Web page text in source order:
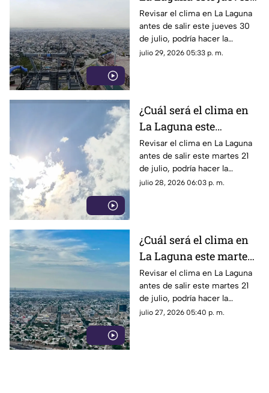
30 de julio 2026?
Revisar el clima en La Laguna
antes de salir este jueves 30
de julio, podría hacer la
diferencia entre un día
julio 29, 2026 05:33 p. m.
¿Cuál será el clima en
La Laguna este
miércoles 29 de julio
2026?
Revisar el clima en La Laguna
antes de salir este martes 21
de julio, podría hacer la
diferencia entre un día
julio 28, 2026 06:03 p. m.
¿Cuál será el clima en
La Laguna este martes
28 de julio 2026?
Revisar el clima en La Laguna
antes de salir este martes 21
de julio, podría hacer la
diferencia entre un día
julio 27, 2026 05:40 p. m.